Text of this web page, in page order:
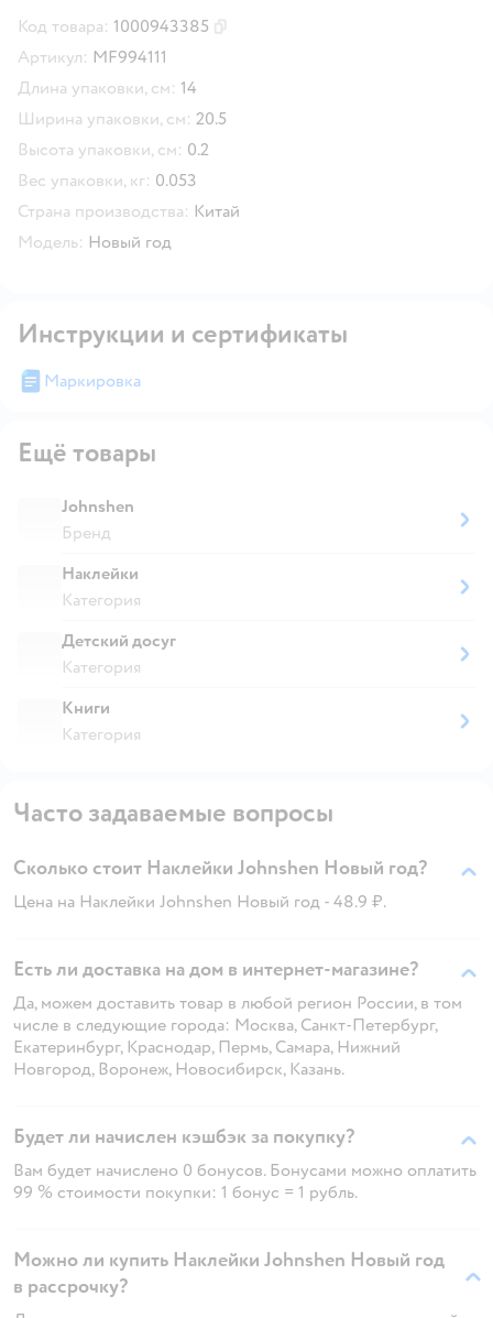
Код товара: 1000943385
Артикул: MF994111
Длина упаковки, см: 14
Ширина упаковки, см: 20.5
Высота упаковки, см: 0.2
Вес упаковки, кг: 0.053
Страна производства: Китай
Модель: Новый год
Инструкции и сертификаты
Маркировка
Ещё товары
Johnshen
Бренд
Наклейки
Категория
Детский досуг
Категория
Книги
Категория
Часто задаваемые вопросы
Сколько стоит Наклейки Johnshen Новый год?
Цена на Наклейки Johnshen Новый год - 48.9 ₽.
Есть ли доставка на дом в интернет-магазине?
Да, можем доставить товар в любой регион России, в том
числе в следующие города: Москва, Санкт-Петербург,
Екатеринбург, Краснодар, Пермь, Самара, Нижний
Новгород, Воронеж, Новосибирск, Казань.
Будет ли начислен кэшбэк за покупку?
Вам будет начислено 0 бонусов. Бонусами можно оплатить
99 % стоимости покупки: 1 бонус = 1 рубль.
Можно ли купить Наклейки Johnshen Новый год
в рассрочку?